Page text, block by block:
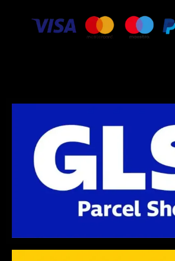
a
m
r
k